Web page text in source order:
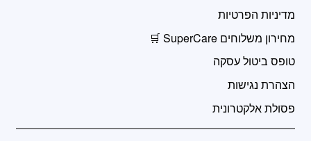
מדיניות הפרטיות
מחירון משלוחים SuperCare 🛒
טופס ביטול עסקה
הצהרת נגישות
פסולת אלקטרונית